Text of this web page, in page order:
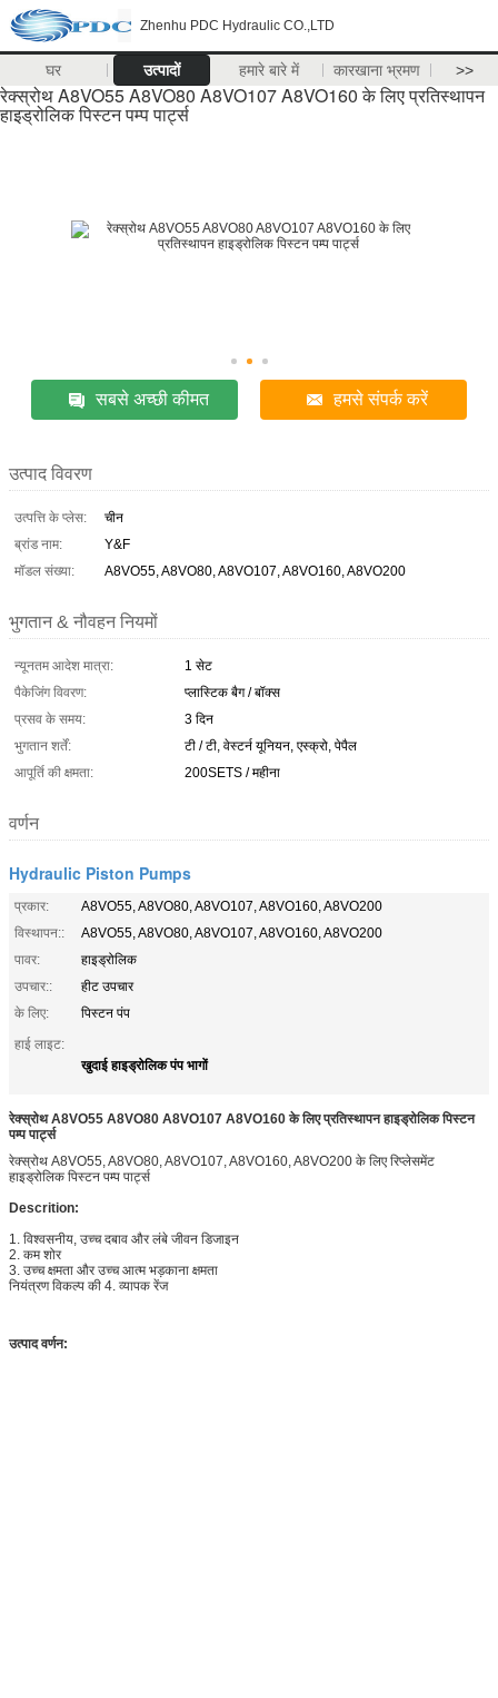
Zhenhu PDC Hydraulic CO.,LTD
घर उत्पादों हमारे बारे में कारखाना भ्रमण >>
रेक्स्रोथ A8VO55 A8VO80 A8VO107 A8VO160 के लिए प्रतिस्थापन
हाइड्रोलिक पिस्टन पम्प पार्ट्स
सबसे अच्छी कीमत हमसे संपर्क करें
उत्पाद विवरण
उत्पत्ति के प्लेस:
चीन
ब्रांड नाम:
Y&F
मॉडल संख्या:
A8VO55, A8VO80, A8VO107, A8VO160, A8VO200
भुगतान & नौवहन नियमों
न्यूनतम आदेश मात्रा:
1 सेट
पैकेजिंग विवरण:
प्लास्टिक बैग / बॉक्स
प्रसव के समय:
3 दिन
भुगतान शर्तें:
टी / टी, वेस्टर्न यूनियन, एस्क्रो, पेपैल
आपूर्ति की क्षमता:
200SETS / महीना
वर्णन
Hydraulic Piston Pumps
प्रकार:
A8VO55, A8VO80, A8VO107, A8VO160, A8VO200
विस्थापन::
A8VO55, A8VO80, A8VO107, A8VO160, A8VO200
पावर:
हाइड्रोलिक
उपचार::
हीट उपचार
के लिए:
पिस्टन पंप
हाई लाइट:
खुदाई हाइड्रोलिक पंप भागों
रेक्स्रोथ A8VO55 A8VO80 A8VO107 A8VO160 के लिए प्रतिस्थापन हाइड्रोलिक पिस्टन
पम्प पार्ट्स
रेक्स्रोथ A8VO55, A8VO80, A8VO107, A8VO160, A8VO200 के लिए रिप्लेसमेंट
हाइड्रोलिक पिस्टन पम्प पार्ट्स
Descrition:
1. विश्वसनीय, उच्च दबाव और लंबे जीवन डिजाइन
2. कम शोर
3. उच्च क्षमता और उच्च आत्म भड़काना क्षमता
नियंत्रण विकल्प की 4. व्यापक रेंज
उत्पाद वर्णन: